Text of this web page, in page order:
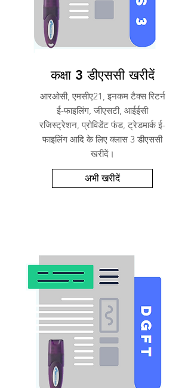
कक्षा 3 डीएससी खरीदें
आरओसी, एमसीए21, इनकम टैक्स रिटर्न
ई-फाइलिंग, जीएसटी, आईईसी
रजिस्ट्रेशन, प्रोविडेंट फंड, ट्रेडमार्क ई-
फाइलिंग आदि के लिए क्लास 3 डीएससी
खरीदें।
अभी खरीदें